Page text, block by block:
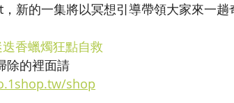
新的一集將以冥想引導帶領大家來一趟
香蠟燭狂點自救
除的裡面請
shop